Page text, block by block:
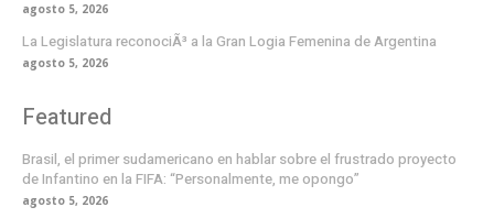
agosto 5, 2026
La Legislatura reconociÃ³ a la Gran Logia Femenina de Argentina
agosto 5, 2026
Featured
Brasil, el primer sudamericano en hablar sobre el frustrado proyecto
de Infantino en la FIFA: “Personalmente, me opongo”
agosto 5, 2026